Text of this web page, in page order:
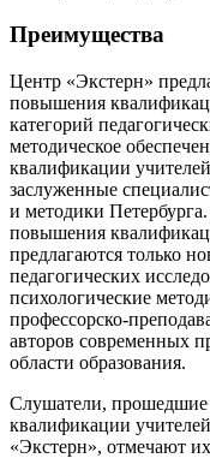
Преимущества
Центр «Экстерн»
повышения
категорий
методическое
квалификации
заслуженные
и методики
повышения
предлагаются только
педагогических
психологические
профессорско-
авторов современных
области образования.
Слушатели, прошедшие
квалификации
«Экстерн», отмечают